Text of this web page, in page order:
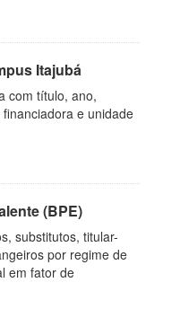
Itajubá
com título, ano,
e unidade
(BPE)
substitutos, titular-
por regime de
em fator de